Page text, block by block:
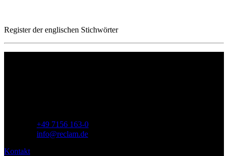
Register der englischen Stichwörter
+49 7156 163-0
info@reclam.de
Kontakt